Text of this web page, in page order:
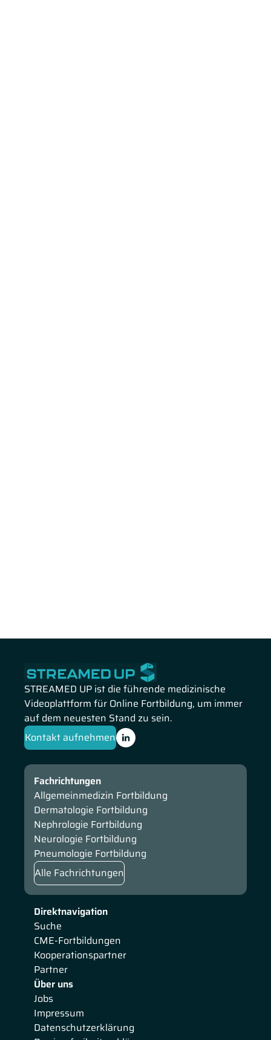
STREAMED UP ist die führende medizinische
Videoplattform für Online Fortbildung, um immer
auf dem neuesten Stand zu sein.
Kontakt aufnehmen
Direktnavigation
Suche
CME-Fortbildungen
Kooperationspartner
Partner
Über uns
Jobs
Impressum
Datenschutzerklärung
Fachrichtungen
Allgemeinmedizin Fortbildung
Dermatologie Fortbildung
Nephrologie Fortbildung
Neurologie Fortbildung
Pneumologie Fortbildung
Alle Fachrichtungen